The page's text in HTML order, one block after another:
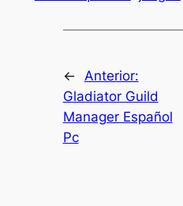
← Anterior:
Gladiator Guild
Manager Español
Pc